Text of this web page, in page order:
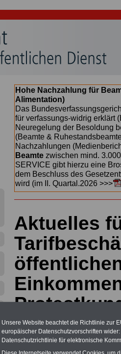
Hohe Nachzahlung für
Alimentation)
Das
für verfassungs-widrig erklärt
Neuregelung der Besoldung
(Beamte &
Nachzahlungen
Beamte zwischen mind.
SERVICE gibt hierzu eine
dem Beschluss des
wird (im II. Quartal.2026 >>>
Aktuelles
Salzgitter -
Prozent
Unsere Website beachtet die Richtlinie zur
europäischer Datenschutzvorschriften
Datenschutzrichtlinie für elektronische